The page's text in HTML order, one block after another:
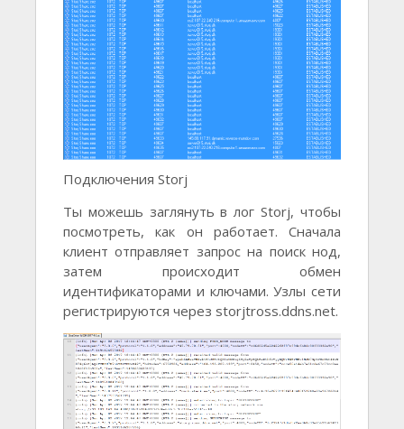
Подключения Storj
Ты можешь заглянуть в лог Storj, чтобы
посмотреть, как он работает. Сначала
клиент отправляет запрос на поиск нод,
затем происходит обмен
идентификаторами и ключами. Узлы сети
регистрируются через storjtross.ddns.net.